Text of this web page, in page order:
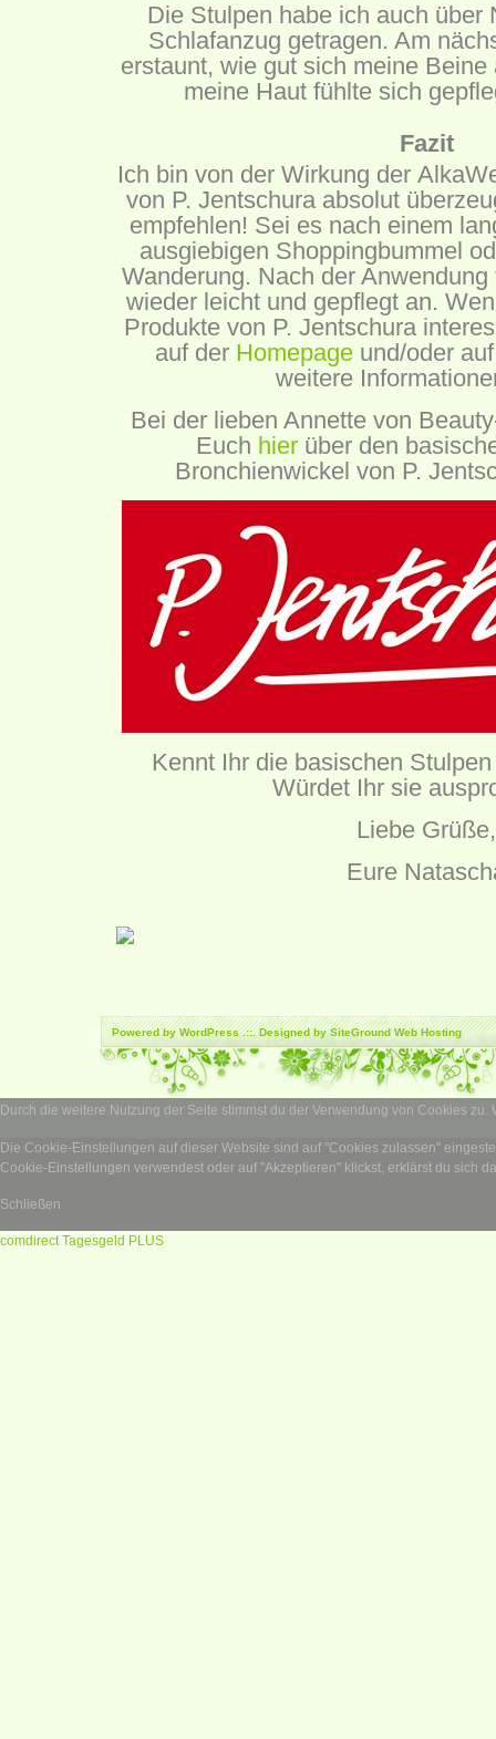
Die Stulpen habe ich auch über
Schlafanzug getragen. Am
erstaunt, wie gut sich meine
meine Haut fühlte sich
Fazit
Ich bin von der Wirkung der
von P. Jentschura absolut
empfehlen! Sei es nach einem
ausgiebigen Shoppingbummel
Wanderung. Nach der
wieder leicht und gepflegt an.
Produkte von P. Jentschura
auf der Homepage und/oder
weitere
Bei der lieben Annette von
Euch hier über den
Bronchienwickel von P.
Kennt Ihr die basischen
Würdet Ihr sie
Liebe Grüße,
Eure
Powered byWordPress.::. Designed by SiteGroundWeb Hosting
Durch die weitere Nutzung der Seite stimmst du der Verwendung von Cookies zu.
Die Cookie-Einstellungen auf dieser Website sind auf "Cookies zulassen"
Cookie-Einstellungen verwendest oder auf "Akzeptieren" klickst, erklärst du sich
Schließen
comdirect Tagesgeld PLUS